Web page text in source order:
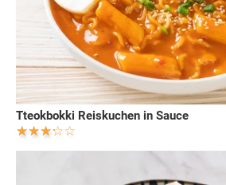
Tteokbokki Reiskuchen in Sauce